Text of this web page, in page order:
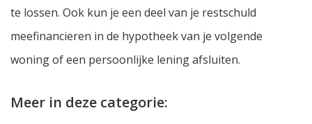
te lossen. Ook kun je een deel van je restschuld
meefinancieren in de hypotheek van je volgende
woning of een persoonlijke lening afsluiten.
Meer in deze categorie: